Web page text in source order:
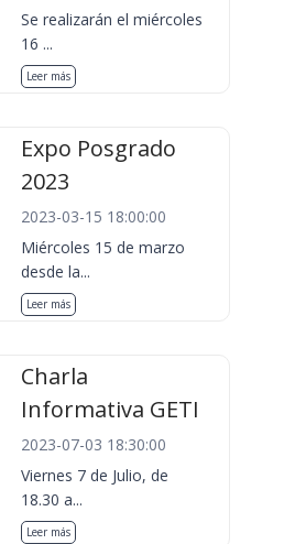
Se realizarán el miércoles
16 ...
Leer más
Expo Posgrado
2023
2023-03-15 18:00:00
Miércoles 15 de marzo
desde la...
Leer más
Charla
Informativa GETI
2023-07-03 18:30:00
Viernes 7 de Julio, de
18.30 a...
Leer más